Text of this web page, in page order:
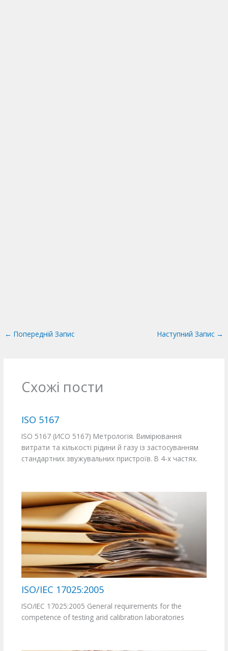
← Попередній Запис Наступний Запис →
Схожі пости
ISO 5167
ISO 5167 (ИСО 5167) Метрологія. Вимірювання
витрати та кількості рідини й газу із застосуванням
стандартних звужувальних пристроїв. В 4-х частях.
ISO/IEC 17025:2005
ISO/IEC 17025:2005 General requirements for the
competence of testing arid calibration laboratories